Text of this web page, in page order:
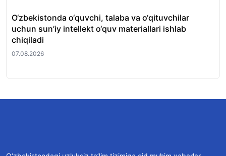
O‘zbekistonda o‘quvchi, talaba va o‘qituvchilar
uchun sun’iy intellekt o‘quv materiallari ishlab
chiqiladi
07.08.2026